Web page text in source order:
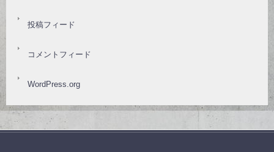
投稿フィード
コメントフィード
WordPress.org